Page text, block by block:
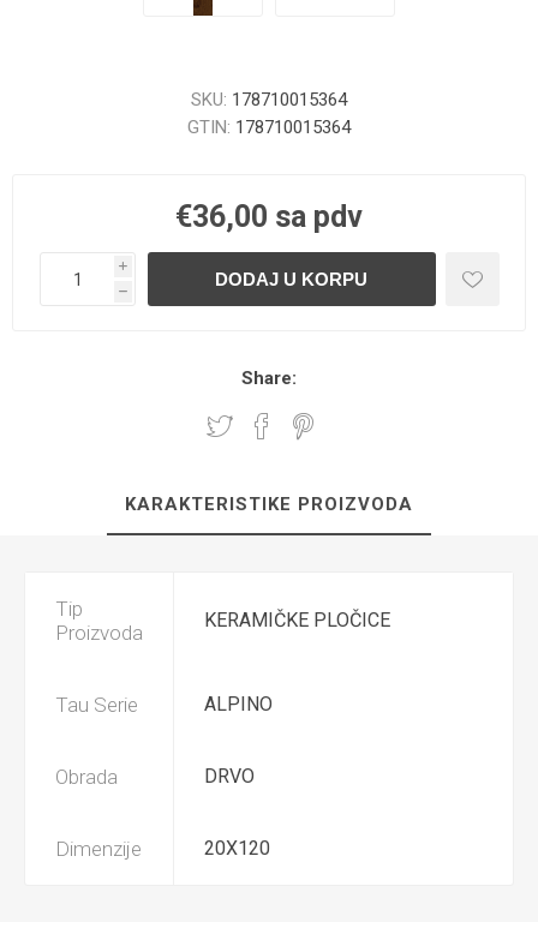
SKU: 178710015364
GTIN: 178710015364
€36,00 sa pdv
i
h
Share:
KARAKTERISTIKE PROIZVODA
Tip
Proizvoda
KERAMIČKE PLOČICE
Tau Serie ALPINO
Obrada DRVO
Dimenzije 20X120